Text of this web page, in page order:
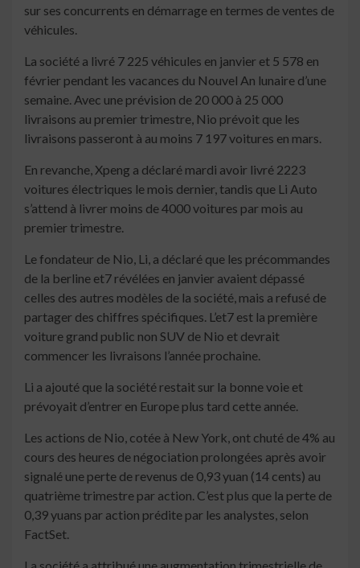
sur ses concurrents en démarrage en termes de ventes de
véhicules.
La société a livré 7 225 véhicules en janvier et 5 578 en
février pendant les vacances du Nouvel An lunaire d’une
semaine. Avec une prévision de 20 000 à 25 000
livraisons au premier trimestre, Nio prévoit que les
livraisons passeront à au moins 7 197 voitures en mars.
En revanche, Xpeng a déclaré mardi avoir livré 2223
voitures électriques le mois dernier, tandis que Li Auto
s’attend à livrer moins de 4000 voitures par mois au
premier trimestre.
Le fondateur de Nio, Li, a déclaré que les précommandes
de la berline et7 révélées en janvier avaient dépassé
celles des autres modèles de la société, mais a refusé de
partager des chiffres spécifiques. L’et7 est la première
voiture grand public non SUV de Nio et devrait
commencer les livraisons l’année prochaine.
Li a ajouté que la société restait sur la bonne voie et
prévoyait d’entrer en Europe plus tard cette année.
Les actions de Nio, cotée à New York, ont chuté de 4% au
cours des heures de négociation prolongées après avoir
signalé une perte de revenus de 0,93 yuan (14 cents) au
quatrième trimestre par action. C’est plus que la perte de
0,39 yuans par action prédite par les analystes, selon
FactSet.